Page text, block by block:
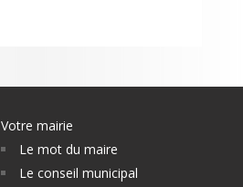
Votre mairie
Le mot du maire
Le conseil municipal